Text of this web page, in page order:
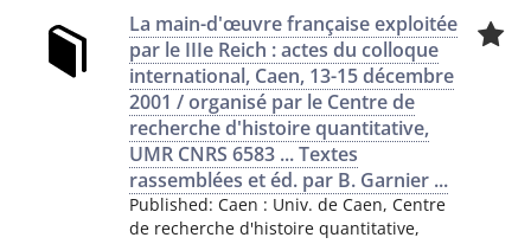
La main-d'œuvre française exploitée
par le IIIe Reich : actes du colloque
international, Caen, 13-15 décembre
2001 / organisé par le Centre de
recherche d'histoire quantitative,
UMR CNRS 6583 ... Textes
rassemblées et éd. par B. Garnier ...
Published: Caen : Univ. de Caen, Centre
de recherche d'histoire quantitative,